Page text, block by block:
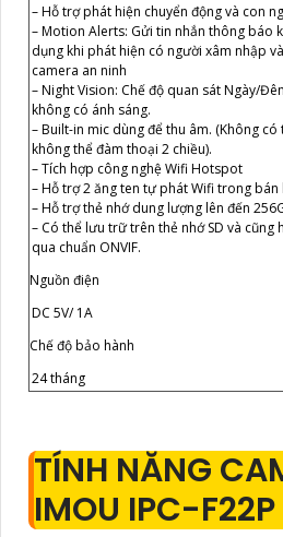
– Hỗ trợ phát hiện chuyển động và con
– Motion Alerts: Gửi tin nhắn thông báo
dụng khi phát hiện có người xâm nhập
camera an ninh
– Night Vision: Chế độ quan sát Ngày/
không có ánh sáng.
– Built-in mic dùng để thu âm. (Không
không thể đàm thoại 2 chiều).
– Tích hợp công nghệ Wifi Hotspot
– Hỗ trợ 2 ăng ten tự phát Wifi trong bán
– Hỗ trợ thẻ nhớ dung lượng lên đến
– Có thể lưu trữ trên thẻ nhớ SD và cũng
qua chuẩn ONVIF.
Nguồn điện
DC 5V/ 1A
Chế độ bảo hành
24 tháng
TÍNH NĂNG
IMOU IPC-F22P